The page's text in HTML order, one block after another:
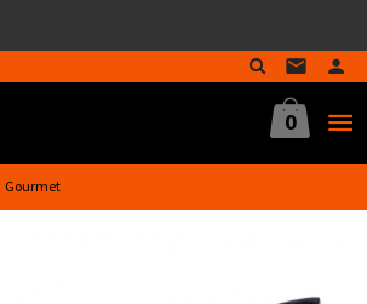
innholdet
0
Gourmet